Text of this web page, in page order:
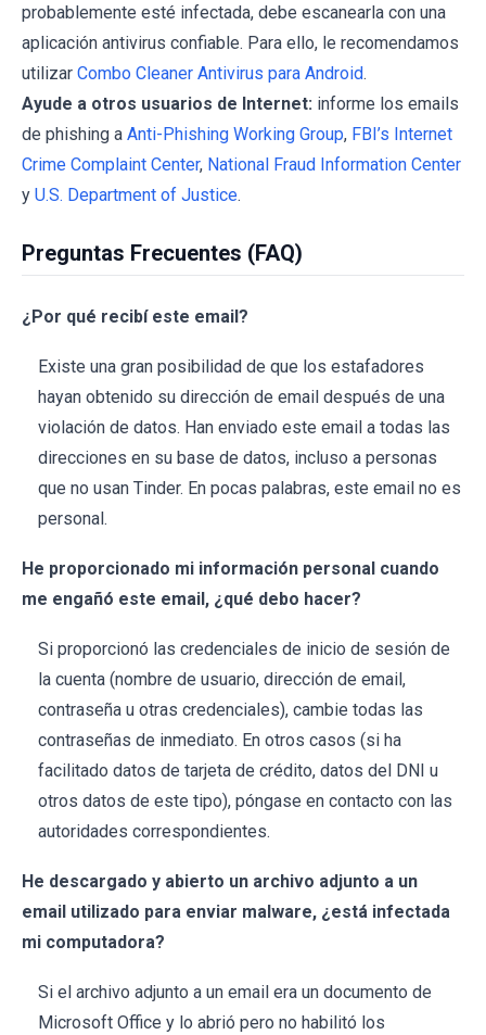
probablemente esté infectada, debe escanearla con una
aplicación antivirus confiable. Para ello, le recomendamos
utilizar Combo Cleaner Antivirus para Android.
Ayude a otros usuarios de Internet: informe los emails
de phishing a Anti-Phishing Working Group, FBI’s Internet
Crime Complaint Center, National Fraud Information Center
y U.S. Department of Justice.
Preguntas Frecuentes (FAQ)
¿Por qué recibí este email?
Existe una gran posibilidad de que los estafadores
hayan obtenido su dirección de email después de una
violación de datos. Han enviado este email a todas las
direcciones en su base de datos, incluso a personas
que no usan Tinder. En pocas palabras, este email no es
personal.
He proporcionado mi información personal cuando
me engañó este email, ¿qué debo hacer?
Si proporcionó las credenciales de inicio de sesión de
la cuenta (nombre de usuario, dirección de email,
contraseña u otras credenciales), cambie todas las
contraseñas de inmediato. En otros casos (si ha
facilitado datos de tarjeta de crédito, datos del DNI u
otros datos de este tipo), póngase en contacto con las
autoridades correspondientes.
He descargado y abierto un archivo adjunto a un
email utilizado para enviar malware, ¿está infectada
mi computadora?
Si el archivo adjunto a un email era un documento de
Microsoft Office y lo abrió pero no habilitó los